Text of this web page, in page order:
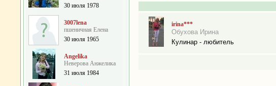
30 июля 1978
3007lena
пшеничная Елена
30 июля 1965
Angelika
Неверова Анжелика
31 июля 1984
irina***
Обухова Ирина
Кулинар - любитель